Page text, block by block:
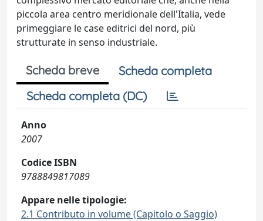
piccola area centro meridionale dell'Italia, vede
primeggiare le case editrici del nord, più
strutturate in senso industriale.
Scheda breve
Scheda completa
Scheda completa (DC)
Anno
2007
Codice ISBN
9788849817089
Appare nelle tipologie:
2.1 Contributo in volume (Capitolo o Saggio)